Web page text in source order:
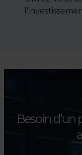
négocier le
conditions de
l’évaluation
Besoin